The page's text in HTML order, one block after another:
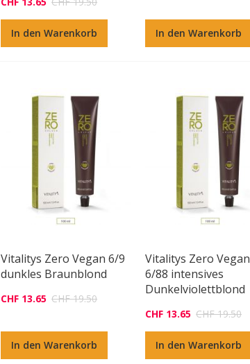
In den Warenkorb In den Warenkorb
Vitalitys Zero Vegan 6/9
dunkles Braunblond
CHF 13.65 CHF 19.50
In den Warenkorb
Vitalitys Zero Vegan
6/88 intensives
Dunkelviolettblond
CHF 13.65 CHF 19.50
In den Warenkorb